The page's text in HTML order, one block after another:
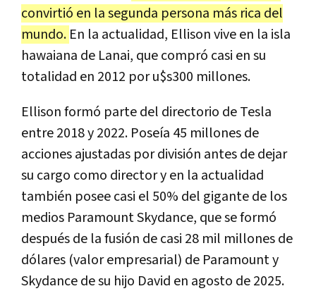
convirtió en la segunda persona más rica del
mundo. En la actualidad, Ellison vive en la isla
hawaiana de Lanai, que compró casi en su
totalidad en 2012 por u$s300 millones.
Ellison formó parte del directorio de Tesla
entre 2018 y 2022. Poseía 45 millones de
acciones ajustadas por división antes de dejar
su cargo como director y en la actualidad
también posee casi el 50% del gigante de los
medios Paramount Skydance, que se formó
después de la fusión de casi 28 mil millones de
dólares (valor empresarial) de Paramount y
Skydance de su hijo David en agosto de 2025.